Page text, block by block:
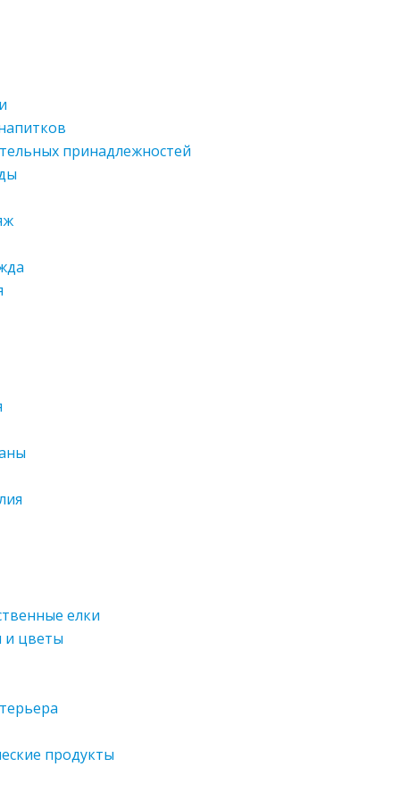
принадлежностей
елки
и цветы
продукты